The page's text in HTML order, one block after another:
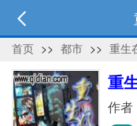
首页 >> 都市 >> 重生
重
作者